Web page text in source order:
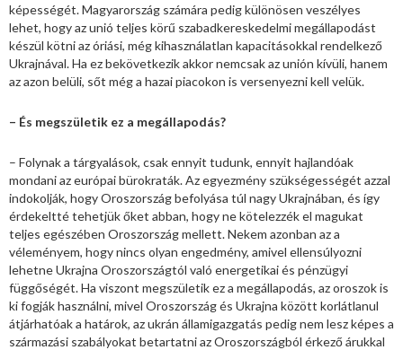
képességét. Magyarország számára pedig különösen veszélyes
lehet, hogy az unió teljes körű szabadkereskedelmi megállapodást
készül kötni az óriási, még kihasználatlan kapacitásokkal rendelkező
Ukrajnával. Ha ez bekövetkezik akkor nemcsak az unión kívüli, hanem
az azon belüli, sőt még a hazai piacokon is versenyezni kell velük.
– És megszületik ez a megállapodás?
– Folynak a tárgyalások, csak ennyit tudunk, ennyit hajlandóak
mondani az európai bürokraták. Az egyezmény szükségességét azzal
indokolják, hogy Oroszország befolyása túl nagy Ukrajnában, és így
érdekeltté tehetjük őket abban, hogy ne kötelezzék el magukat
teljes egészében Oroszország mellett. Nekem azonban az a
véleményem, hogy nincs olyan engedmény, amivel ellensúlyozni
lehetne Ukrajna Oroszországtól való energetikai és pénzügyi
függőségét. Ha viszont megszületik ez a megállapodás, az oroszok is
ki fogják használni, mivel Oroszország és Ukrajna között korlátlanul
átjárhatóak a határok, az ukrán államigazgatás pedig nem lesz képes a
származási szabályokat betartatni az Oroszországból érkező árukkal